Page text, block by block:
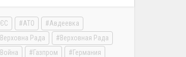
ЄС АТО
Авдеевка
Верховна Рада
Верховная Рада
Война
Газпром
Германия